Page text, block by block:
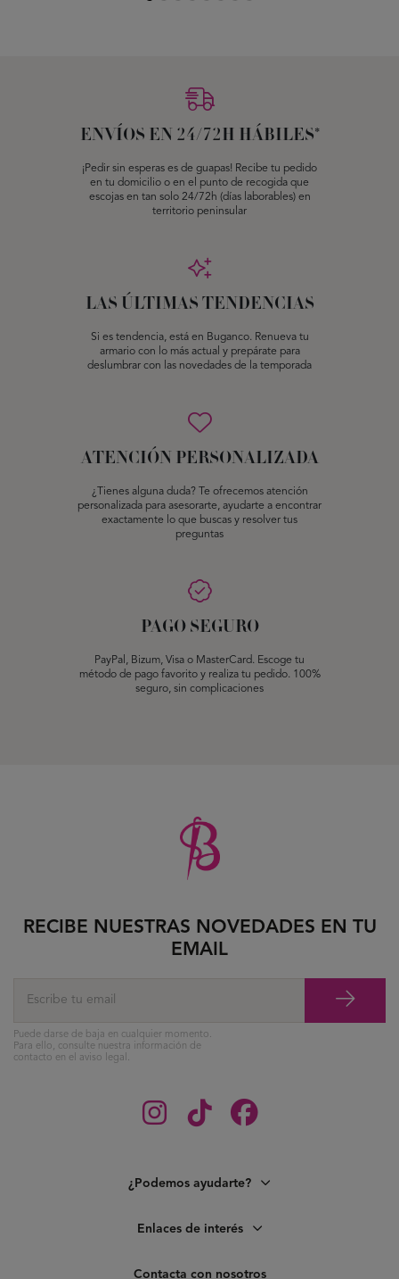
ENVÍOS EN 24/72H HÁBILES*
¡Pedir sin esperas es de guapas! Recibe tu pedido
en tu domicilio o en el punto de recogida que
escojas en tan solo 24/72h (días laborables) en
territorio peninsular
LAS ÚLTIMAS TENDENCIAS
Si es tendencia, está en Buganco. Renueva tu
armario con lo más actual y prepárate para
deslumbrar con las novedades de la temporada
ATENCIÓN PERSONALIZADA
¿Tienes alguna duda? Te ofrecemos atención
personalizada para asesorarte, ayudarte a encontrar
exactamente lo que buscas y resolver tus
preguntas
PAGO SEGURO
PayPal, Bizum, Visa o MasterCard. Escoge tu
método de pago favorito y realiza tu pedido. 100%
seguro, sin complicaciones
¿Podemos ayudarte?
Enlaces de interés
Contacta con nosotros
RECIBE NUESTRAS NOVEDADES EN TU
EMAIL
Puede darse de baja en cualquier momento.
Para ello, consulte nuestra información de
contacto en el aviso legal.